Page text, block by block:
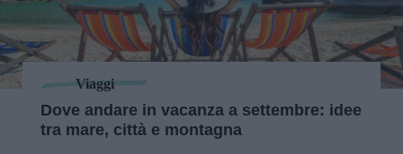
Viaggi
Dove andare in vacanza a settembre: idee
tra mare, città e montagna